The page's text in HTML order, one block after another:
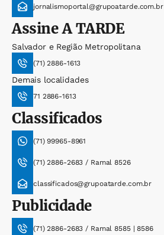
jornalismoportal@grupoatarde.com.br
AssineA TARDE
Salvador e Região Metropolitana
(71) 2886-1613
Demais localidades
71 2886-1613
Classificados
(71) 99965-8961
(71) 2886-2683 / Ramal 8526
classificados@grupoatarde.com.br
Publicidade
(71) 2886-2683 / Ramal 8585 | 8586